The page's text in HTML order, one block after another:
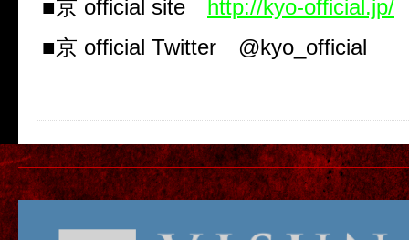
■京 official site
http://kyo-official.jp/
■京 official Twitter @kyo_official